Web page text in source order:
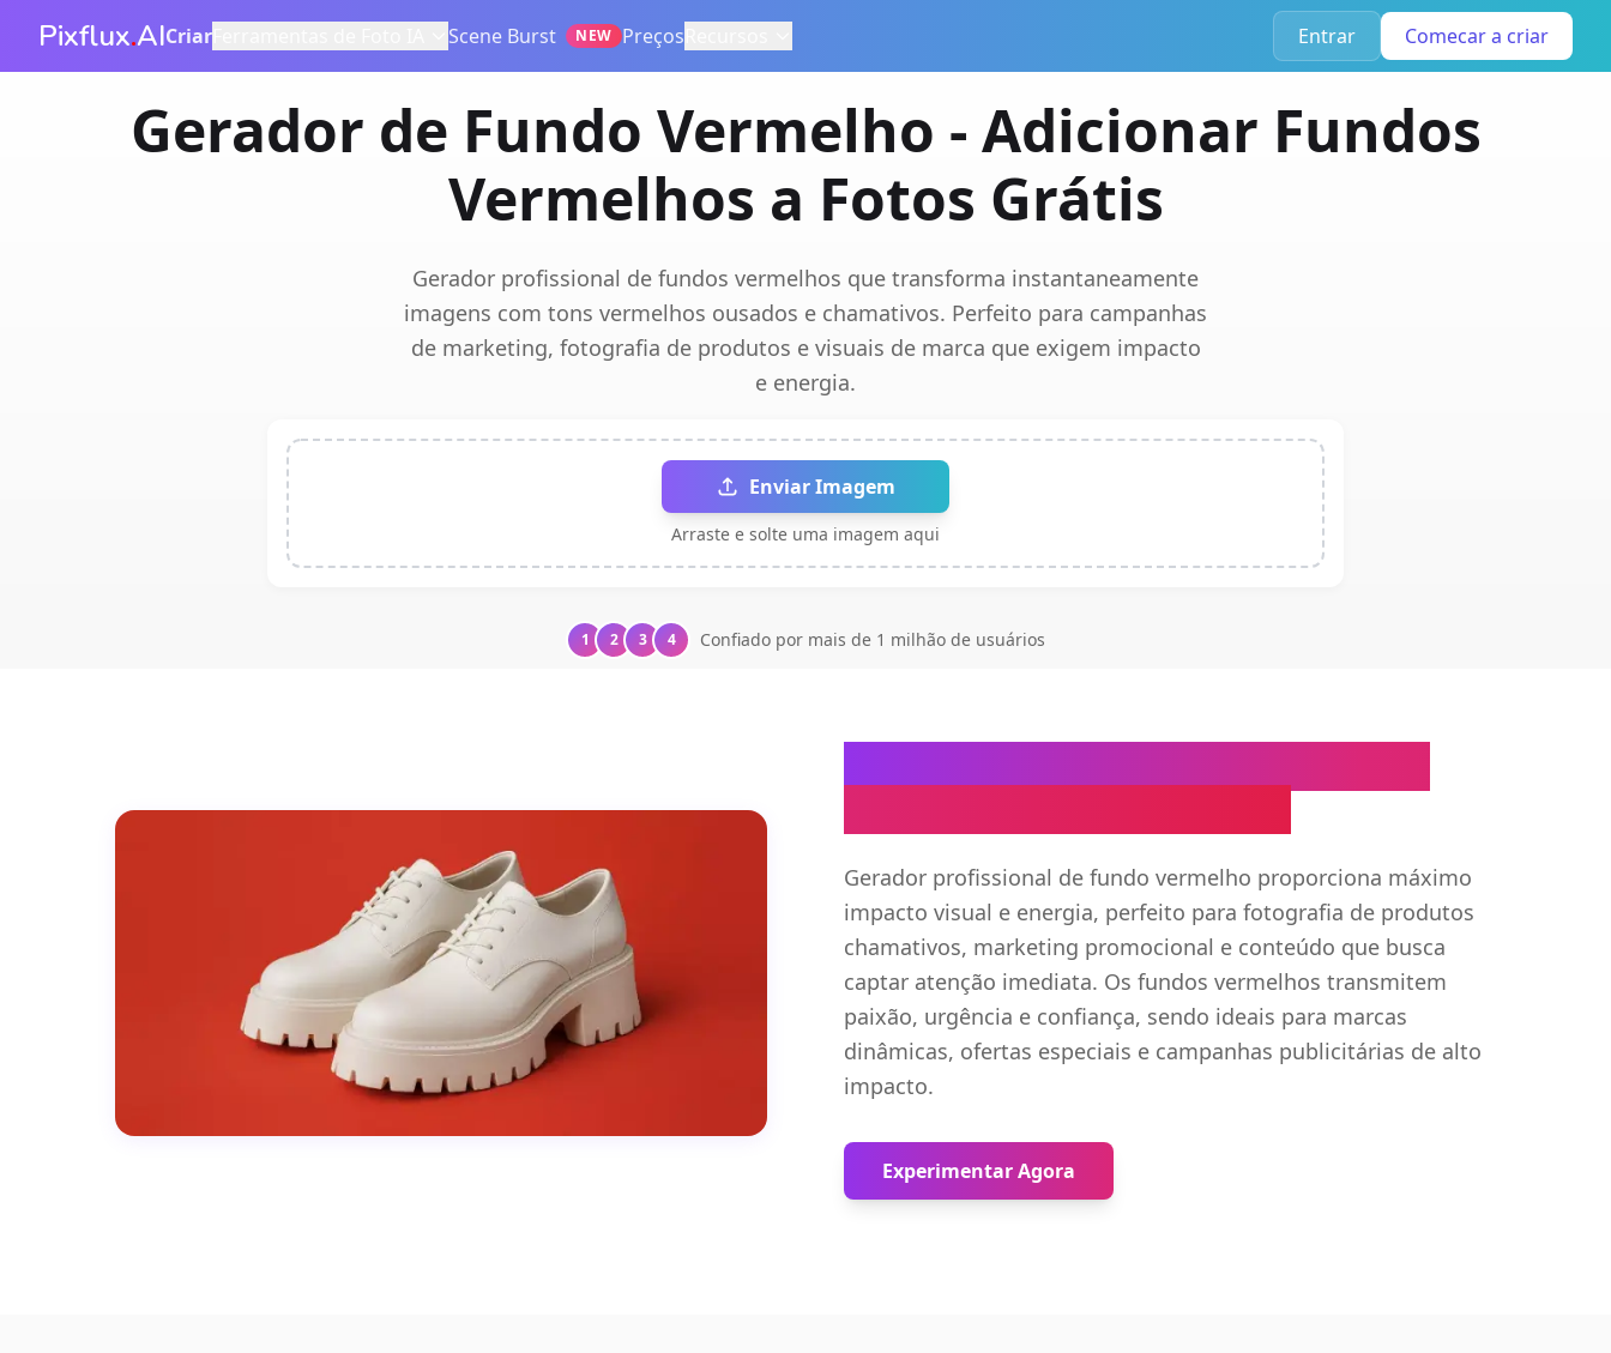
Pixflux.AICriar Scene Burst NEW Preços Entrar Comecar a criar
Gerador de Fundo Vermelho - Adicionar Fundos
Vermelhos a Fotos Grátis
Gerador profissional de fundos vermelhos que transforma instantaneamente
imagens com tons vermelhos ousados e chamativos. Perfeito para campanhas
de marketing, fotografia de produtos e visuais de marca que exigem impacto
e energia.
Enviar Imagem
Arraste e solte uma imagem aqui
1 2 3 4 Confiado por mais de 1 milhão de usuários
Gerador profissional de fundo vermelho proporciona máximo
impacto visual e energia, perfeito para fotografia de produtos
chamativos, marketing promocional e conteúdo que busca
captar atenção imediata. Os fundos vermelhos transmitem
paixão, urgência e confiança, sendo ideais para marcas
dinâmicas, ofertas especiais e campanhas publicitárias de alto
impacto.
Experimentar Agora